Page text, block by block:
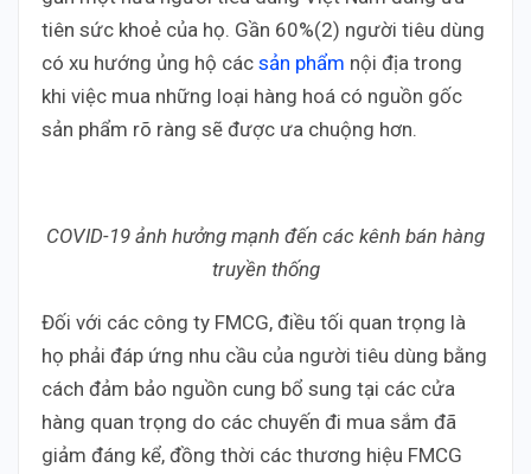
tiên sức khoẻ của họ. Gần 60%(2) người tiêu dùng
có xu hướng ủng hộ các sản phẩm nội địa trong
khi việc mua những loại hàng hoá có nguồn gốc
sản phẩm rõ ràng sẽ được ưa chuộng hơn.
COVID-19 ảnh hưởng mạnh đến các kênh bán hàng
truyền thống
Đối với các công ty FMCG, điều tối quan trọng là
họ phải đáp ứng nhu cầu của người tiêu dùng bằng
cách đảm bảo nguồn cung bổ sung tại các cửa
hàng quan trọng do các chuyến đi mua sắm đã
giảm đáng kể, đồng thời các thương hiệu FMCG